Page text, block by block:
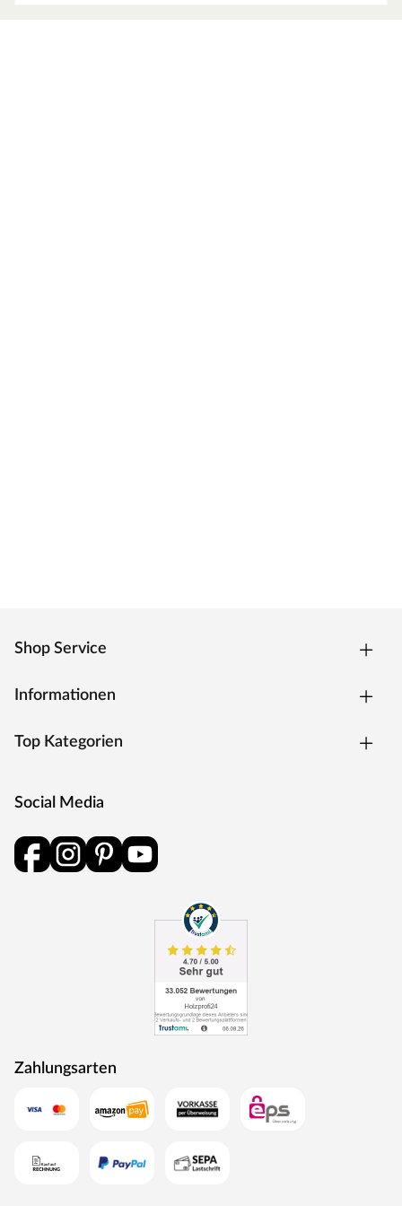
Shop Service
Informationen
Top Kategorien
Social Media
Zahlungsarten